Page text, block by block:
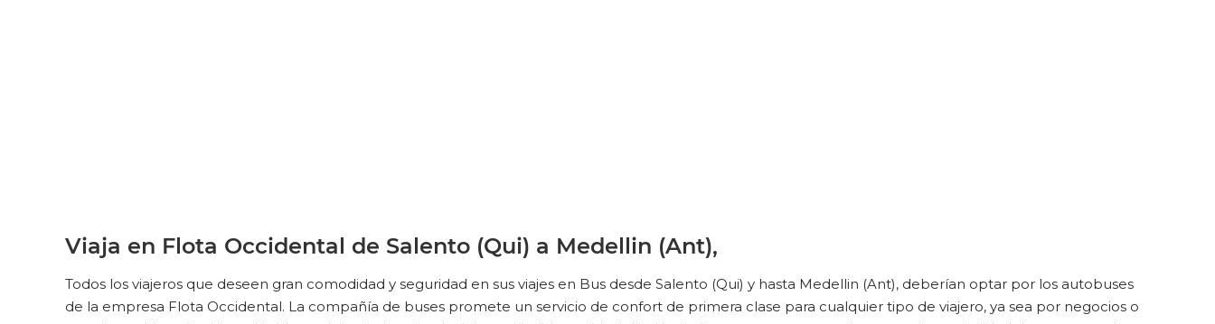
Viaja en Flota Occidental de Salento (Qui) a Medellin (Ant),
Todos los viajeros que deseen gran comodidad y seguridad en sus viajes en Bus desde Salento (Qui) y hasta Medellin (Ant), deberían optar por los autobuses
de la empresa Flota Occidental. La compañía de buses promete un servicio de confort de primera clase para cualquier tipo de viajero, ya sea por negocios o